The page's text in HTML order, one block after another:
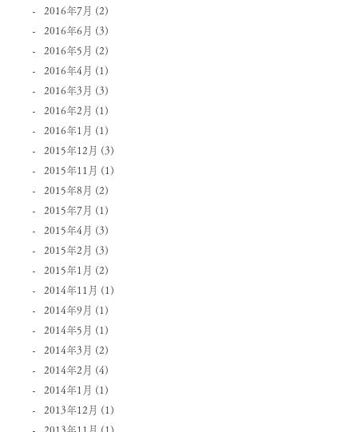
2016年7月 (2)
2016年6月 (3)
2016年5月 (2)
2016年4月 (1)
2016年3月 (3)
2016年2月 (1)
2016年1月 (1)
2015年12月 (3)
2015年11月 (1)
2015年8月 (2)
2015年7月 (1)
2015年4月 (3)
2015年2月 (3)
2015年1月 (2)
2014年11月 (1)
2014年9月 (1)
2014年5月 (1)
2014年3月 (2)
2014年2月 (4)
2014年1月 (1)
2013年12月 (1)